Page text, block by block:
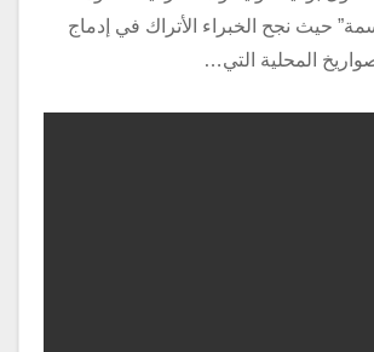
حيث نجح الخبراء الأتراك في إدماج
المحلية التي…